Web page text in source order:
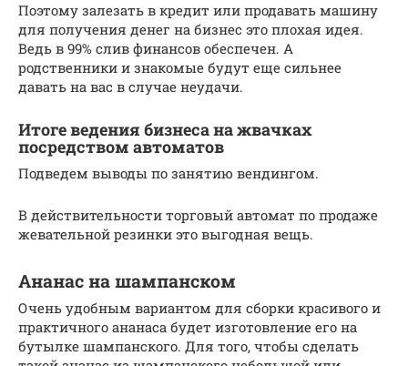
Поэтому залезать в кредит или продавать машину
для получения денег на бизнес это плохая идея.
Ведь в 99% слив финансов обеспечен. А
родственники и знакомые будут еще сильнее
давать на вас в случае неудачи.
Итоге ведения бизнеса на жвачках
посредством автоматов
Подведем выводы по занятию вендингом.
В действительности торговый автомат по продаже
жевательной резинки это выгодная вещь.
Ананас на шампанском
Очень удобным вариантом для сборки красивого и
практичного ананаса будет изготовление его на
бутылке шампанского. Для того, чтобы сделать